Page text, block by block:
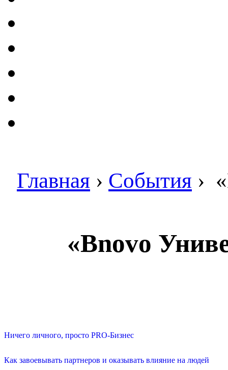
Главная › События ›
«Bnovo
Ничего личного, просто PRO-Бизнес
Как завоевывать партнеров и оказывать влияние на людей